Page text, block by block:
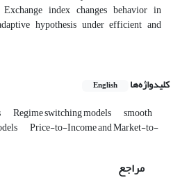
index changes behavior in
hypothesis under efficient and
کلیدواژه‌ها English
Regime switching models smooth
Price-to-Income and Market-to-
مراجع